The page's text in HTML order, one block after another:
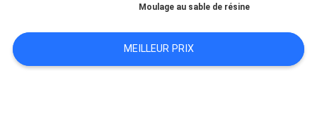
CONTACTER
Moulage au sable de résine
MEILLEUR PRIX